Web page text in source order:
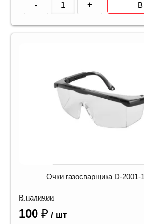
- + В
Очки газосварщика D-2001-
В наличии
100 ₽ / шт